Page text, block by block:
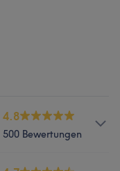
4.8
500 Bewertungen